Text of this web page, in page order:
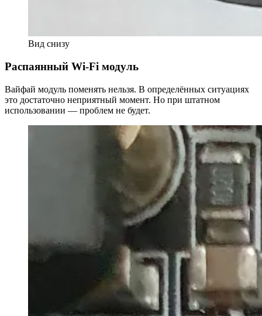
Вид снизу
Распаянный Wi-Fi модуль
Вайфай модуль поменять нельзя. В определённых ситуациях
это достаточно неприятный момент. Но при штатном
использовании — проблем не будет.